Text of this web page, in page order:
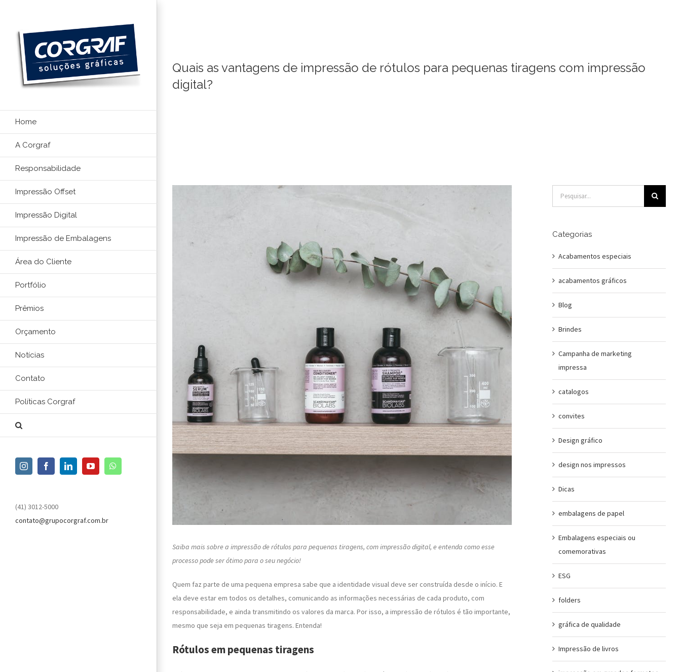
conteúdo
Home
A Corgraf
Responsabilidade
Impressão Offset
Impressão Digital
Impressão de Embalagens
Área do Cliente
Portfólio
Prêmios
Orçamento
Notícias
Contato
Políticas Corgraf
InstagramFacebookLinkedInYouTube
(41) 3012-5000
contato@grupocorgraf.com.br
Quais as vantagens de impressão de rótulos para pequenas tiragens com impressão
digital?
Saiba mais sobre a impressão de rótulos para pequenas tiragens, com impressão digital, e entenda como esse
processo pode ser ótimo para o seu negócio!
Quem faz parte de uma pequena empresa sabe que a identidade visual deve ser construída desde o início. E
ela deve estar em todos os detalhes, comunicando as informações necessárias de cada produto, com
responsabilidade, e ainda transmitindo os valores da marca. Por isso, a impressão de rótulos é tão importante,
mesmo que seja em pequenas tiragens. Entenda!
Rótulos em pequenas tiragens
resultados
Categorias
Acabamentos especiais
acabamentos gráficos
Blog
Brindes
Campanha de marketing
impressa
catalogos
convites
Design gráfico
design nos impressos
Dicas
embalagens de papel
Embalagens especiais ou
comemorativas
ESG
folders
gráfica de qualidade
Impressão de livros